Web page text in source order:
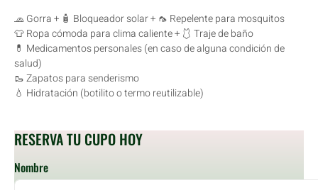
🧢 Gorra + 🧴 Bloqueador solar + 🦟 Repelente para mosquitos
👕 Ropa cómoda para clima caliente + 🩱 Traje de baño
💊 Medicamentos personales (en caso de alguna condición de
salud)
🥾 Zapatos para senderismo
💧 Hidratación (botilito o termo reutilizable)
RESERVA TU CUPO HOY
Nombre